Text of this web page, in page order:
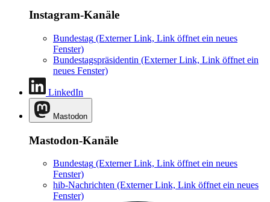
Instagram-Kanäle
Bundestag (Externer Link, Link öffnet ein neues
Fenster)
Bundestagspräsidentin (Externer Link, Link öffnet ein
neues Fenster)
LinkedIn
Mastodon
Mastodon-Kanäle
Bundestag (Externer Link, Link öffnet ein neues
Fenster)
hib-Nachrichten (Externer Link, Link öffnet ein neues
Fenster)